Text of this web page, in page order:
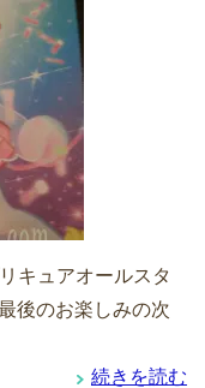
キュアオールスタ
後のお楽しみの次
続きを読む